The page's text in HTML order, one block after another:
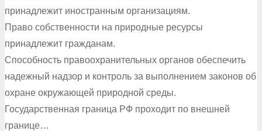
принадлежит иностранным организациям.
Право собственности на природные ресурсы
принадлежит гражданам.
Способность правоохранительных органов обеспечить
надежный надзор и контроль за выполнением законов об
охране окружающей природной среды.
Государственная граница РФ проходит по внешней
границе…